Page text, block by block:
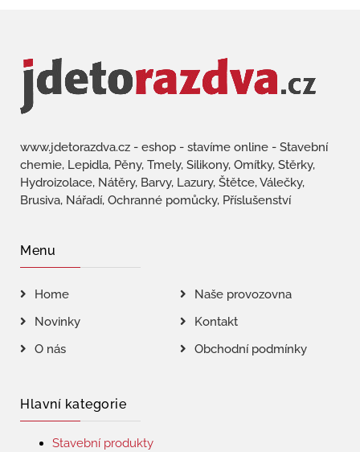
www.jdetorazdva.cz - eshop - stavíme online - Stavební
chemie, Lepidla, Pěny, Tmely, Silikony, Omítky, Stěrky,
Hydroizolace, Nátěry, Barvy, Lazury, Štětce, Válečky,
Brusiva, Nářadí, Ochranné pomůcky, Příslušenství
Menu
Home
Naše provozovna
Novinky
Kontakt
O nás
Obchodní podmínky
Hlavní kategorie
Stavební produkty